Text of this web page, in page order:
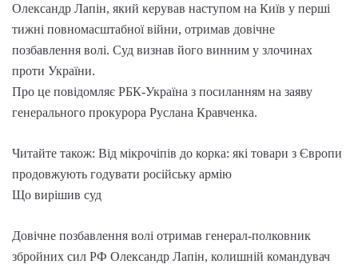
Олександр Лапін, який керував наступом на Київ у перші
тижні повномасштабної війни, отримав довічне
позбавлення волі. Суд визнав його винним у злочинах
проти України.
Про це повідомляє РБК-Україна з посиланням на заяву
генерального прокурора Руслана Кравченка.
Читайте також: Від мікрочіпів до корка: які товари з Європи
продовжують годувати російську армію
Що вирішив суд
Довічне позбавлення волі отримав генерал-полковник
збройних сил РФ Олександр Лапін, колишній командувач